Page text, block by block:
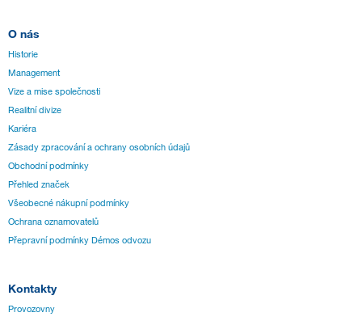
O nás
Historie
Management
Vize a mise společnosti
Realitní divize
Kariéra
Zásady zpracování a ochrany osobních údajů
Obchodní podmínky
Přehled značek
Všeobecné nákupní podmínky
Ochrana oznamovatelů
Přepravní podmínky Démos odvozu
Kontakty
Provozovny